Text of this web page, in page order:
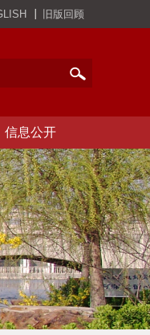
旧版回顾
信息公开